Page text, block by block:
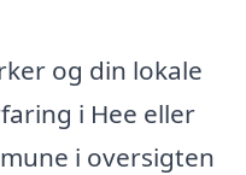
og din lokale
i Hee eller
i oversigten